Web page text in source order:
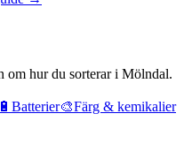
hur du sorterar i Mölndal.
🔋 Batterier🎨Färg & kemikalier